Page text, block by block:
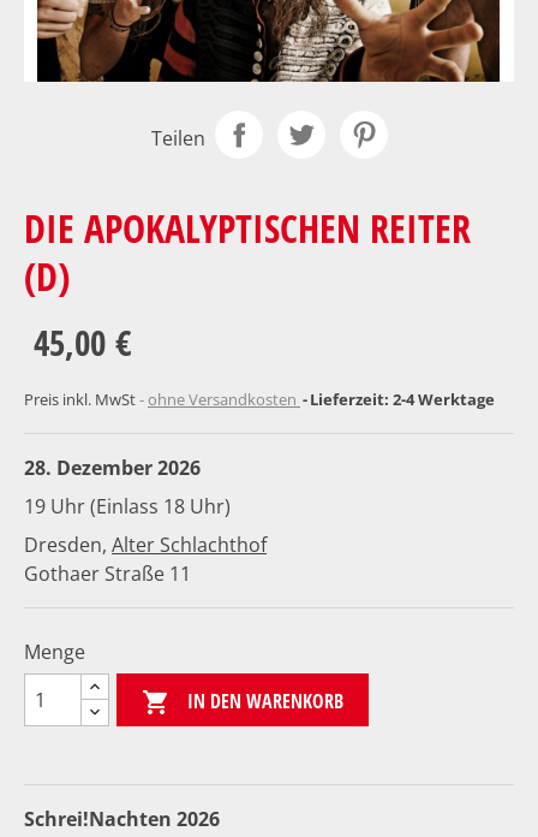
Teilen
DIE APOKALYPTISCHEN REITER
(D)
45,00 €
Preis inkl. MwSt ohne Versandkosten Lieferzeit: 2-4 Werktage
28. Dezember 2026
19 Uhr (Einlass 18 Uhr)
Dresden, Alter Schlachthof
Gothaer Straße 11
Menge
 IN DEN WARENKORB
Schrei!Nachten 2026